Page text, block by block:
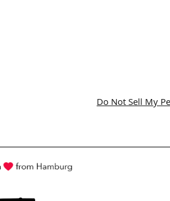
Do Not Sell My